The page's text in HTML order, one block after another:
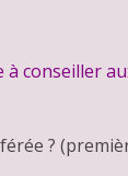
à conseiller
?